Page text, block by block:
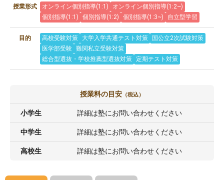
授業形式 オンライン個別指導(1:1)
オンライン個別指導(1:2~)
個別指導(1:1)
個別指導(1:2) 個別指導(1:3~) 自立型学習
目的 高校受験対策 大学入学共通テスト対策
国公立2次試験対策
医学部受験 難関私立受験対策
総合型選抜・学校推薦型選抜対策
定期テスト対策
授業料の目安 （税込）
小学生 詳細は塾にお問い合わせください
中学生 詳細は塾にお問い合わせください
高校生 詳細は塾にお問い合わせください